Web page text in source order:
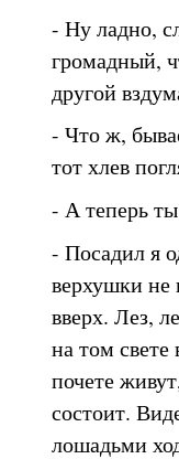
- Ну ладно,
громадный,
другой
- Что ж,
тот хлев
- А теперь
- Посадил я
верхушки не
вверх. Лез,
на том свете
почете
состоит.
лошадьми